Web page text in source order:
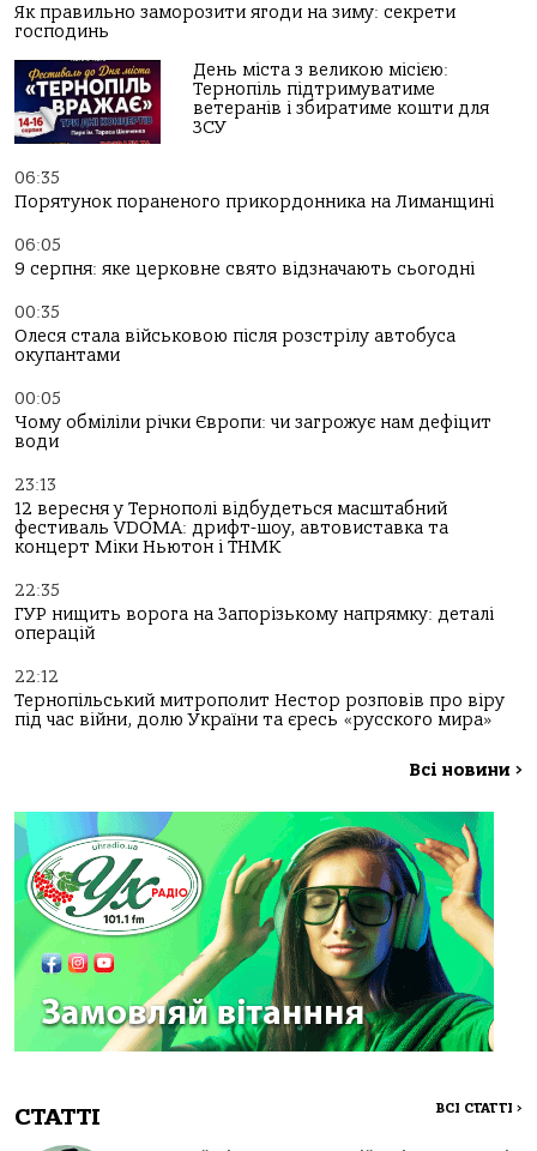
Як правильно заморозити ягоди на зиму: секрети
господинь
День міста з великою місією:
Тернопіль підтримуватиме
ветеранів і збиратиме кошти для
ЗСУ
06:35
Порятунок пораненого прикордонника на Лиманщині
06:05
9 серпня: яке церковне свято відзначають сьогодні
00:35
Олеся стала військовою після розстрілу автобуса
окупантами
00:05
Чому обміліли річки Європи: чи загрожує нам дефіцит
води
23:13
12 вересня у Тернополі відбудеться масштабний
фестиваль VDOMA: дрифт-шоу, автовиставка та
концерт Міки Ньютон і ТНМК
22:35
ГУР нищить ворога на Запорізькому напрямку: деталі
операцій
22:12
Тернопільський митрополит Нестор розповів про віру
під час війни, долю України та єресь «русского мира»
Всі новини >
СТАТТІ ВСІ СТАТТІ >